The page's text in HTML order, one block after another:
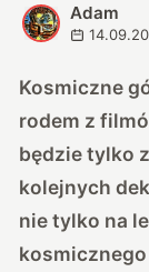
A
Adam
Kosmiczne
rodem z
będzie tylko
kolejnych
nie tylko na